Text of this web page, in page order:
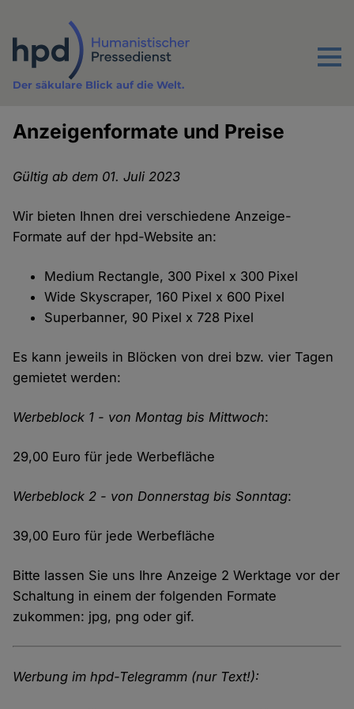
Inhalt
Menu
Der säkulare Blick auf die Welt.
Anzeigenformate und Preise
Gültig ab dem 01. Juli 2023
Wir bieten Ihnen drei verschiedene Anzeige-
Formate auf der hpd-Website an:
Medium Rectangle, 300 Pixel x 300 Pixel
Wide Skyscraper, 160 Pixel x 600 Pixel
Superbanner, 90 Pixel x 728 Pixel
Es kann jeweils in Blöcken von drei bzw. vier Tagen
gemietet werden:
Werbeblock 1 - von Montag bis Mittwoch:
29,00 Euro für jede Werbefläche
Werbeblock 2 - von Donnerstag bis Sonntag:
39,00 Euro für jede Werbefläche
Bitte lassen Sie uns Ihre Anzeige 2 Werktage vor der
Schaltung in einem der folgenden Formate
zukommen: jpg, png oder gif.
Werbung im hpd-Telegramm (nur Text!):